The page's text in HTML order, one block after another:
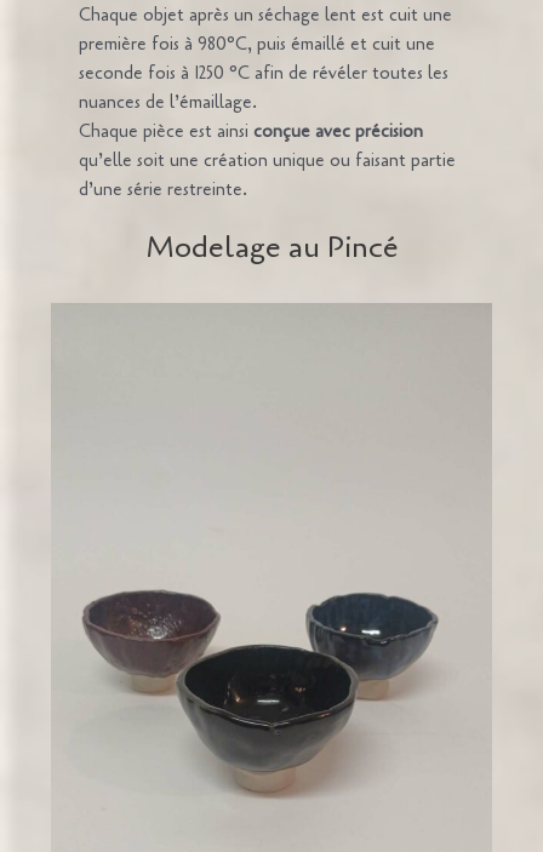
Chaque objet après un séchage lent est cuit une
première fois à 980°C, puis émaillé et cuit une
seconde fois à 1250 °C afin de révéler toutes les
nuances de l’émaillage.
Chaque pièce est ainsiconçue avec précision
qu’elle soit une création unique ou faisant partie
d’une série restreinte.
Modelage au Pincé